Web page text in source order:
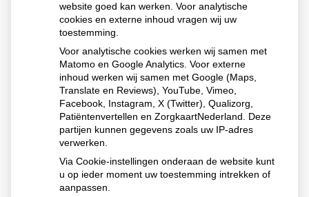
hopen vanaf 12u u weer van dienst te kunnen zijn. Deze
ochtend kunt u ook helaas geen gebruik maken van de
Voor spoedrecepten kunt u deze ochtend bij apotheek
Dorrestein terecht.
Excuses voor dit ongemak
Publicatiedatum:01-05-2024
website goed kan werken. Voor analytische
cookies en externe inhoud vragen wij uw
toestemming.
Voor analytische cookies werken wij samen met
Matomo en Google Analytics. Voor externe
inhoud werken wij samen met Google (Maps,
Translate en Reviews), YouTube, Vimeo,
Facebook, Instagram, X (Twitter), Qualizorg,
Patiëntenvertellen en ZorgkaartNederland. Deze
partijen kunnen gegevens zoals uw IP-adres
verwerken.
Via Cookie-instellingen onderaan de website kunt
u op ieder moment uw toestemming intrekken of
aanpassen.